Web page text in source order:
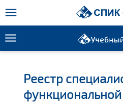
Реестр